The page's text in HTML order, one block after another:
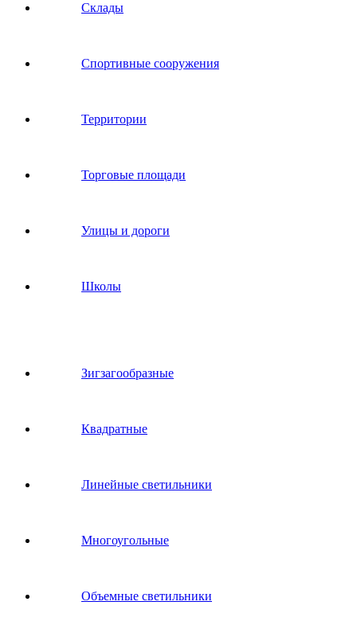
Склады
Спортивные сооружения
Территории
Торговые площади
Улицы и дороги
Школы
Зигзагообразные
Квадратные
Линейные светильники
Многоугольные
Объемные светильники